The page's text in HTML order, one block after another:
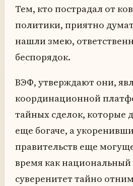
Тем, кто пострадал от
политики, приятно
нашли змею,
беспорядок.
ВЭФ, утверждают они,
координационной
тайных сделок, которые
еще богаче, а
правительств еще
время как
суверенитет тайно